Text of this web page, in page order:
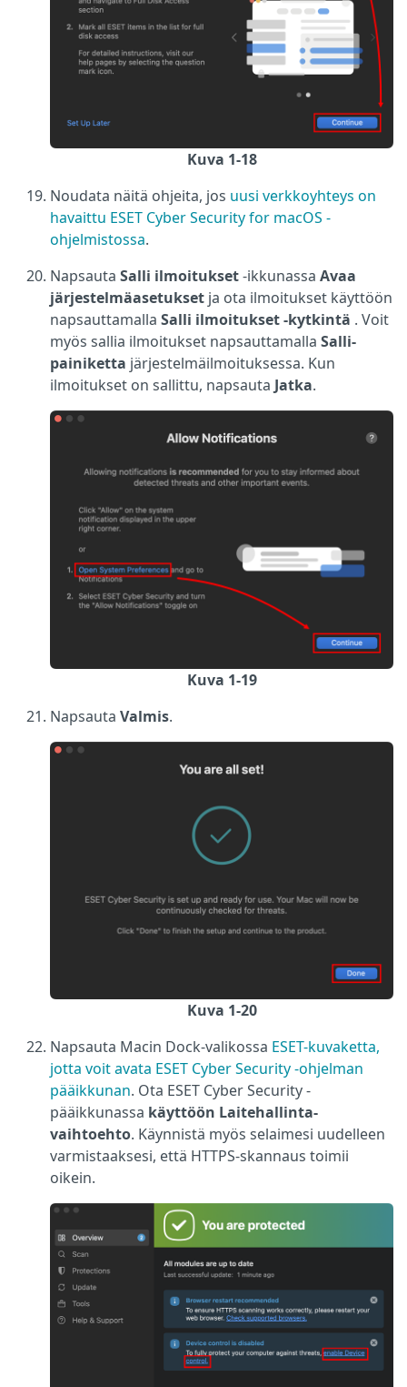
Kuva 1-18
Noudata näitä ohjeita, jos uusi verkkoyhteys on
havaittu ESET Cyber Security for macOS -
ohjelmistossa.
Napsauta Salli ilmoitukset-ikkunassa Avaa
järjestelmäasetukset ja ota ilmoitukset käyttöön
napsauttamalla Salli ilmoitukset -kytkintä . Voit
myös sallia ilmoitukset napsauttamalla Salli-
painiketta järjestelmäilmoituksessa. Kun
ilmoitukset on sallittu, napsauta Jatka.
Kuva 1-19
Napsauta Valmis.
Kuva 1-20
Napsauta Macin Dock-valikossa ESET-kuvaketta,
jotta voit avata ESET Cyber Security -ohjelman
pääikkunan. Ota ESET Cyber Security -
pääikkunassa käyttöön Laitehallinta-
vaihtoehto. Käynnistä myös selaimesi uudelleen
varmistaaksesi, että HTTPS-skannaus toimii
oikein.